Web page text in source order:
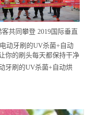
客共同攀登 2019国际垂直
级精英赛顺德海骏达中心
跑
牙刷的UV杀菌+自动烘